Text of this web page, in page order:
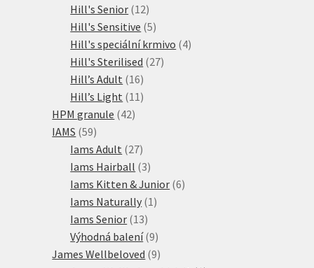
Hill's Senior 1212
produktů
Hill's Sensitive 55
produktů
Hill's speciální krmivo 44
Hill's Sterilised 2727
Hill’s Adult 1616
produktů
Hill’s Light 11 11
HPM granule 4242
IAMS 5959
produktů
Iams Adult 2727
produktů
Iams Hairball 33
produkty
Iams Kitten & Junior 66
Iams Naturally 1 1
Iams Senior 1313
produktů
Výhodná balení 99
produktů
James Wellbeloved 99